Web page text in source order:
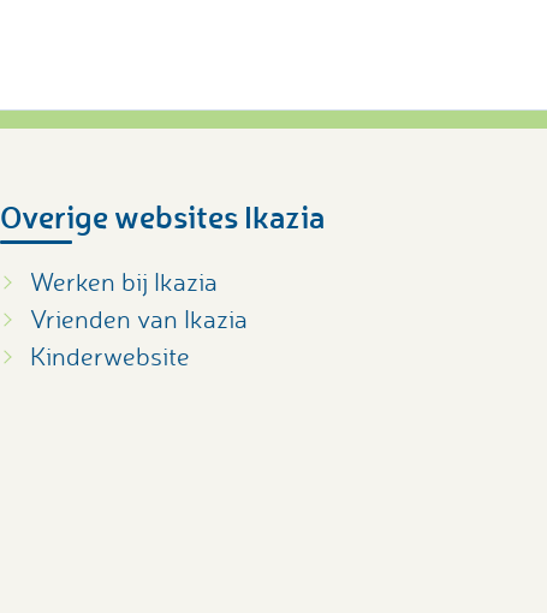
Overige websites Ikazia
Werken bij Ikazia
Vrienden van Ikazia
Kinderwebsite